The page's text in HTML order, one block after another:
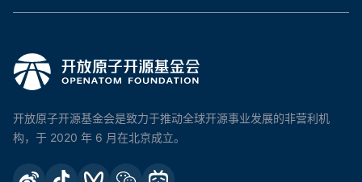
开放原子开源基金会是致力于推动全球开源事业发展的非营利机
构，于 2020 年 6 月在北京成立。